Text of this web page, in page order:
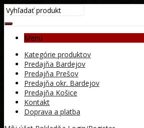
Menu
Kategórie produktov
Predajňa Bardejov
Predajňa Prešov
Predajňa okr. Bardejov
Predajňa Košice
Kontakt
Doprava a platba